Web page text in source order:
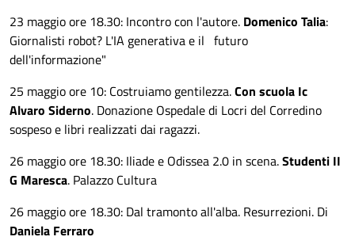
23 maggio ore 18.30: Incontro con l'autore. Domenico Talia:
Giornalisti robot? L'IA generativa e il futuro
dell'informazione"
25 maggio ore 10: Costruiamo gentilezza.Con scuola Ic
Alvaro Siderno. Donazione Ospedale di Locri del Corredino
sospeso e libri realizzati dai ragazzi.
26 maggio ore 18.30: Iliade e Odissea 2.0 in scena.Studenti II
G Maresca. Palazzo Cultura
26 maggio ore 18.30: Dal tramonto all'alba. Resurrezioni. Di
Daniela Ferraro